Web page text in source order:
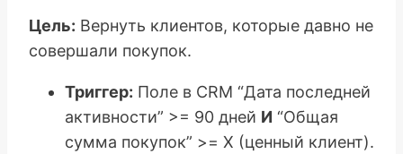
Цель: Вернуть клиентов, которые давно не
совершали покупок.
Триггер: Поле в CRM “Дата последней
активности” >= 90 дней И “Общая
сумма покупок” >= X (ценный клиент).